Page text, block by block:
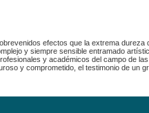
efectos que la extrema dureza
y siempre sensible entramado
y académicos del campo de
y comprometido, el testimonio de un